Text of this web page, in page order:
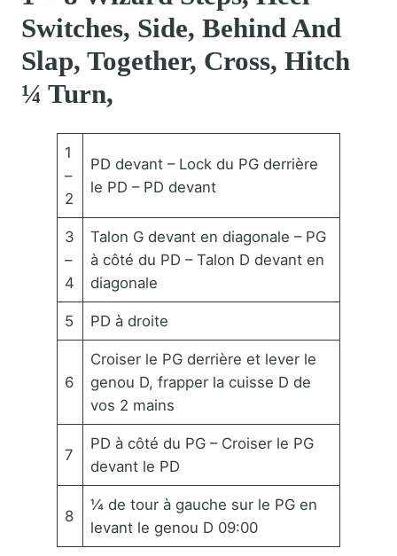
Switches, Side, Behind And
Slap, Together, Cross, Hitch
¼ Turn,
1
–
2
PD devant – Lock du PG derrière
le PD – PD devant
3
–
4
Talon G devant en diagonale – PG
à côté du PD – Talon D devant en
diagonale
5 PD à droite
6
Croiser le PG derrière et lever le
genou D, frapper la cuisse D de
vos 2 mains
7
PD à côté du PG – Croiser le PG
devant le PD
8
¼ de tour à gauche sur le PG en
levant le genou D 09:00